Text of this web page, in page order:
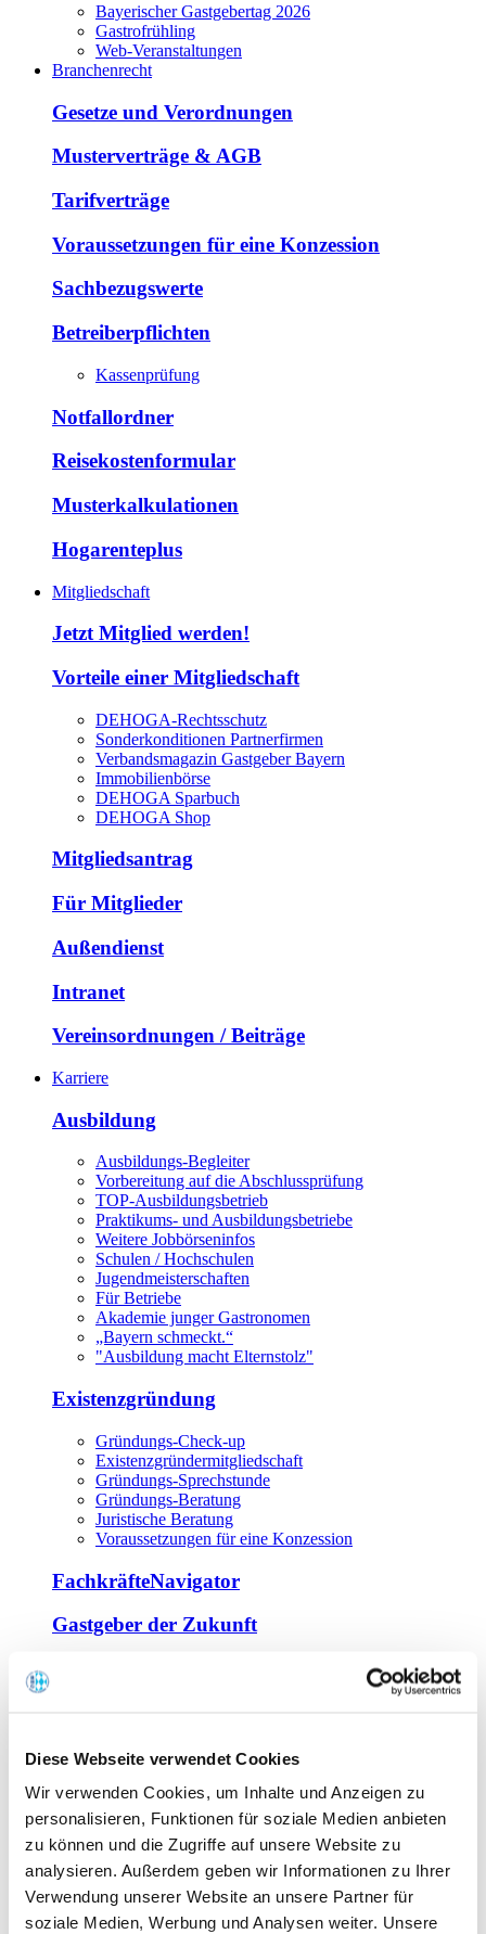
Diese Webseite verwendet Cookies
Wir verwenden Cookies, um Inhalte und Anzeigen zu
personalisieren, Funktionen für soziale Medien anbieten
zu können und die Zugriffe auf unsere Website zu
analysieren. Außerdem geben wir Informationen zu Ihrer
Verwendung unserer Website an unsere Partner für
soziale Medien, Werbung und Analysen weiter. Unsere
Bayerischer Gastgebertag 2026
Gastrofrühling
Web-Veranstaltungen
Branchenrecht
Gesetze und Verordnungen
Musterverträge & AGB
Tarifverträge
Voraussetzungen für eine Konzession
Sachbezugswerte
Betreiberpflichten
Kassenprüfung
Notfallordner
Reisekostenformular
Musterkalkulationen
Hogarenteplus
Mitgliedschaft
Jetzt Mitglied werden!
Vorteile einer Mitgliedschaft
DEHOGA-Rechtsschutz
Sonderkonditionen Partnerfirmen
Verbandsmagazin Gastgeber Bayern
Immobilienbörse
DEHOGA Sparbuch
DEHOGA Shop
Mitgliedsantrag
Für Mitglieder
Außendienst
Intranet
Vereinsordnungen / Beiträge
Karriere
Ausbildung
Ausbildungs-Begleiter
Vorbereitung auf die Abschlussprüfung
TOP-Ausbildungsbetrieb
Praktikums- und Ausbildungsbetriebe
Weitere Jobbörseninfos
Schulen / Hochschulen
Jugendmeisterschaften
Für Betriebe
Akademie junger Gastronomen
„Bayern schmeckt.“
"Ausbildung macht Elternstolz"
Existenzgründung
Gründungs-Check-up
Existenzgründermitgliedschaft
Gründungs-Sprechstunde
Gründungs-Beratung
Juristische Beratung
Voraussetzungen für eine Konzession
FachkräfteNavigator
Gastgeber der Zukunft
Offene Seminare
Tagen im Palais
Wirte-und Unternehmerbrief
Lernplattform BOUNTI
Partner
Branchennahe Organisationen